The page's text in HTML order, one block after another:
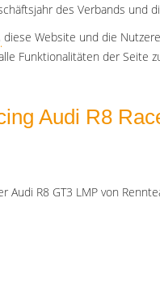
des Verbands und
Audi R8
Audi R8 GT3 LMP von
Website und die
Funktionalitäten der Seite